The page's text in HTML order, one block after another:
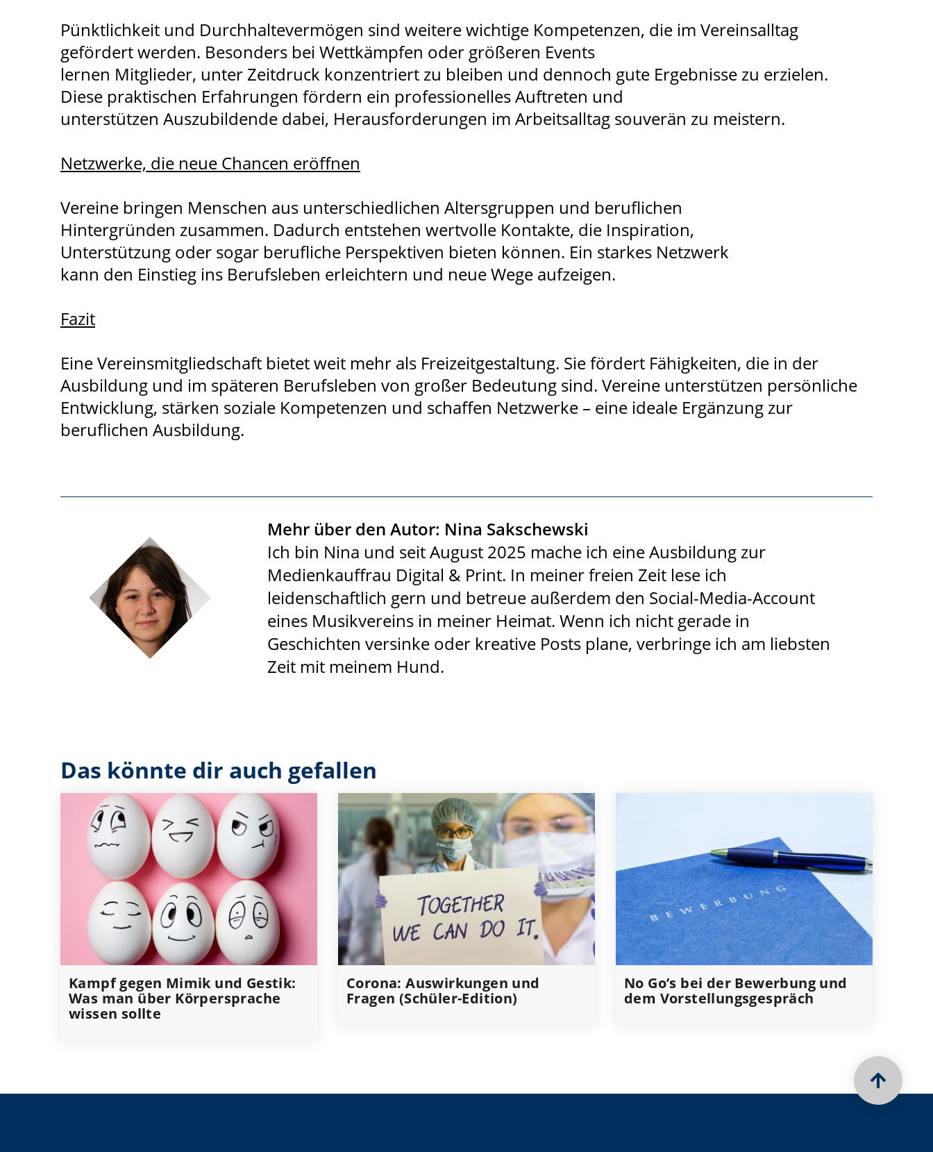
Pünktlichkeit und Durchhaltevermögen sind weitere wichtige Kompetenzen, die im Vereinsalltag
gefördert werden. Besonders bei Wettkämpfen oder größeren Events
lernen Mitglieder, unter Zeitdruck konzentriert zu bleiben und dennoch gute Ergebnisse zu erzielen.
Diese praktischen Erfahrungen fördern ein professionelles Auftreten und
unterstützen Auszubildende dabei, Herausforderungen im Arbeitsalltag souverän zu meistern.
Netzwerke, die neue Chancen eröffnen
Vereine bringen Menschen aus unterschiedlichen Altersgruppen und beruflichen
Hintergründen zusammen. Dadurch entstehen wertvolle Kontakte, die Inspiration,
Unterstützung oder sogar berufliche Perspektiven bieten können. Ein starkes Netzwerk
kann den Einstieg ins Berufsleben erleichtern und neue Wege aufzeigen.
Fazit
Eine Vereinsmitgliedschaft bietet weit mehr als Freizeitgestaltung. Sie fördert Fähigkeiten, die in der
Ausbildung und im späteren Berufsleben von großer Bedeutung sind. Vereine unterstützen persönliche
Entwicklung, stärken soziale Kompetenzen und schaffen Netzwerke – eine ideale Ergänzung zur
beruflichen Ausbildung.
Mehr über den Autor: Nina Sakschewski
Ich bin Nina und seit August 2025 mache ich eine Ausbildung zur
Medienkauffrau Digital & Print. In meiner freien Zeit lese ich
leidenschaftlich gern und betreue außerdem den Social-Media-Account
eines Musikvereins in meiner Heimat. Wenn ich nicht gerade in
Geschichten versinke oder kreative Posts plane, verbringe ich am liebsten
Zeit mit meinem Hund.
Das könnte dir auch gefallen
Kampf gegen Mimik und Gestik:
Was man über Körpersprache
wissen sollte
Corona: Auswirkungen und
Fragen (Schüler-Edition)
No Go’s bei der Bewerbung und
dem Vorstellungsgespräch